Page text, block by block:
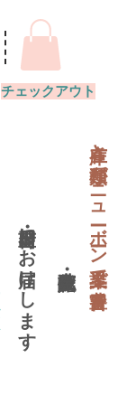
チェックアウト
当日出荷・翌日にお届けします
​在庫と種類がニューボーン業界で一番豊富